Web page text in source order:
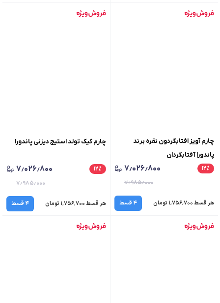
چارم آویز افتابگردون نقره برند
پاندورا آفتابگردان
۱۲٪ ۷٫۰۲۶٫۸۰۰
۷٫۹۸۵٫۰۰۰
هر قسط ۱٬۷۵۶٬۷۰۰ تومان ۴ قسط
چارم کیک تولد استیج دیزنی پاندورا
۱۲٪ ۷٫۰۲۶٫۸۰۰
۷٫۹۸۵٫۰۰۰
هر قسط ۱٬۷۵۶٬۷۰۰ تومان ۴ قسط